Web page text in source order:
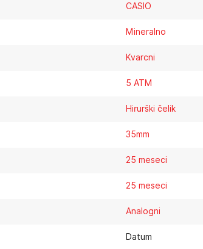
CASIO
Mineralno
Kvarcni
5 ATM
Hirurški čelik
35mm
25 meseci
25 meseci
Analogni
Datum